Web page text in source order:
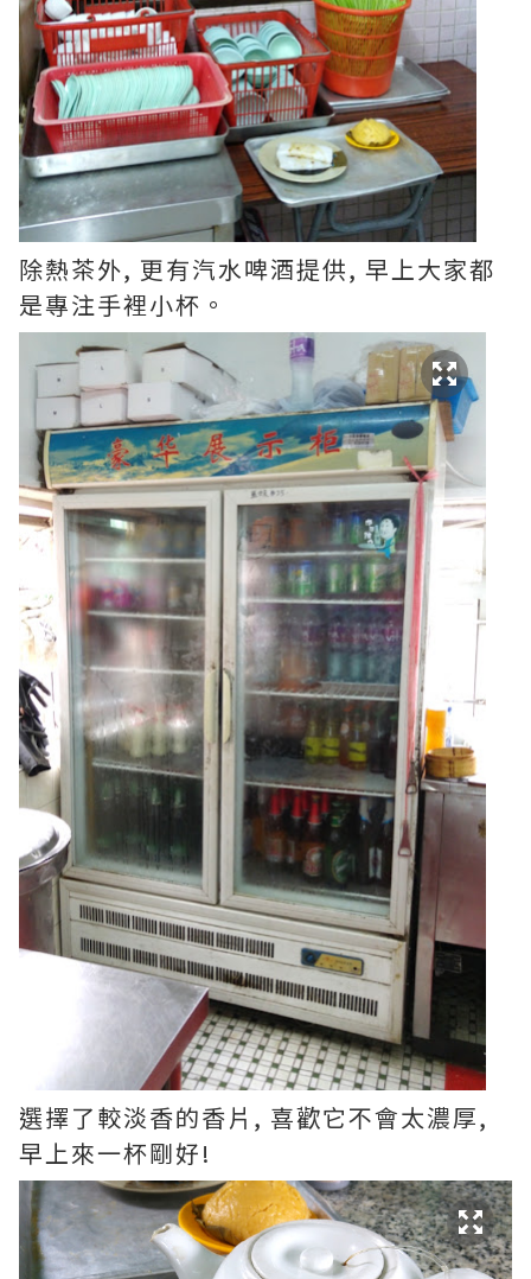
除熱茶外, 更有汽水啤酒提供, 早上大家都
是專注手裡小杯 。
選擇了較淡香的香片, 喜歡它不會太濃厚,
早上來一杯剛好!